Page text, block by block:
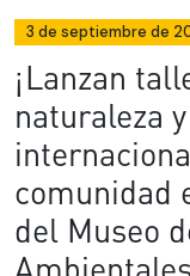
3 de septiembre de
¡Lanzan
naturaleza
comunidad
del Museo